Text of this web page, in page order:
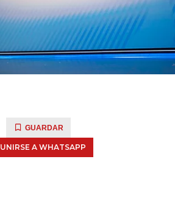
GUARDAR
UNIRSE A WHATSAPP